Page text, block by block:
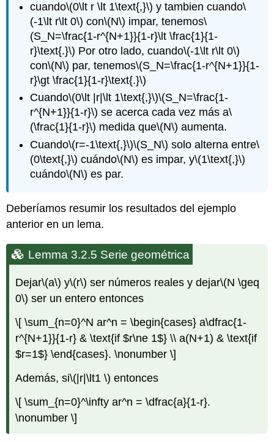
cuando\(0\lt r \lt 1\text{,}\) y tambien cuando\
(-1\lt r\lt 0\) con\(N\) impar, tenemos\
(S_N=\frac{1-r^{N+1}}{1-r}\lt \frac{1}{1-
r}\text{.}\) Por otro lado, cuando\(-1\lt r\lt 0\)
con\(N\) par, tenemos\(S_N=\frac{1-r^{N+1}}{1-
r}\gt \frac{1}{1-r}\text{.}\)
Cuando\(0\lt |r|\lt 1\text{,}\)\(S_N=\frac{1-
r^{N+1}}{1-r}\) se acerca cada vez más a\
(\frac{1}{1-r}\) medida que\(N\) aumenta.
Cuando\(r=-1\text{,}\)\(S_N\) solo alterna entre\
(0\text{,}\) cuándo\(N\) es impar, y\(1\text{,}\)
cuándo\(N\) es par.
Deberíamos resumir los resultados del ejemplo
anterior en un lema.
Lemma 3.2.5 Serie geométrica
Dejar\(a\) y\(r\) ser números reales y dejar\(N \geq
0\) ser un entero entonces
\[ \sum_{n=0}^N ar^n = \begin{cases} a\dfrac{1-
r^{N+1}}{1-r} & \text{if $r\ne 1$} \\ a(N+1) & \text{if
$r=1$} \end{cases}. \nonumber \]
Además, si\(|r|\lt1 \) entonces
\[ \sum_{n=0}^\infty ar^n = \dfrac{a}{1-r}.
\nonumber \]